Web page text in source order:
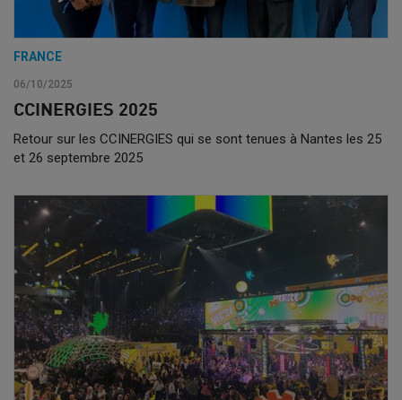
FRANCE
06/10/2025
CCINERGIES 2025
Retour sur les CCINERGIES qui se sont tenues à Nantes les 25
et 26 septembre 2025